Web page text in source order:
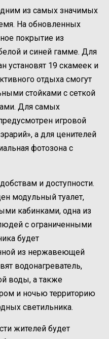
из самых значимых
На обновленных
покрытие из
и синей гамме. Для
установят 19 скамеек и
отдыха смогут
стойками с сеткой
Для самых
игровой
а для ценителей
фотозона с
и доступности.
модульный туалет,
кабинками, одна из
с ограниченными
будет
из нержавеющей
водонагреватель,
воды, а также
и ночью территорию
светильника.
жителей будет